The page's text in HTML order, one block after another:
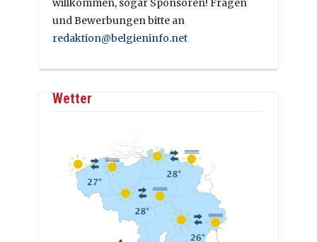
willkommen, sogar Sponsoren! Fragen
und Bewerbungen bitte an
redaktion@belgieninfo.net
Wetter